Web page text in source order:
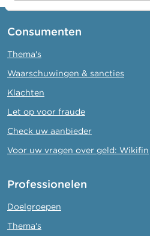
Consumenten
Thema's
Waarschuwingen & sancties
Klachten
Let op voor fraude
Check uw aanbieder
Voor uw vragen over geld: Wikifin
Professionelen
Doelgroepen
Thema's